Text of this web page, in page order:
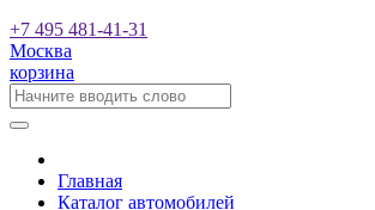
+7 495 481-41-31
Москва
корзина
Главная
Каталог автомобилей